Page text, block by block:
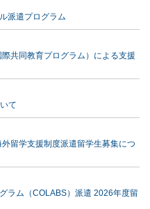
派遣プログラム
共同教育プログラム）による支援
て
留学支援制度派遣留学生募集につ
ラム（COLABS）派遣 2026年度留